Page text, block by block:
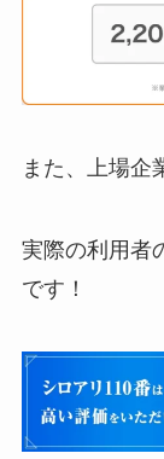
また、上場企
実際の利用者
です！